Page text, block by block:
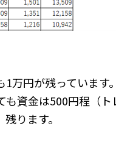
1万円が残っています
も資金は500円程（
ります。